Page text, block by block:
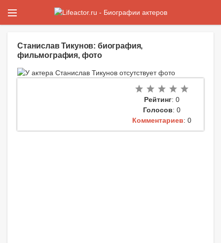
Станислав Тикунов: биография,
фильмография, фото
Рейтинг: 0
Голосов: 0
Комментариев: 0